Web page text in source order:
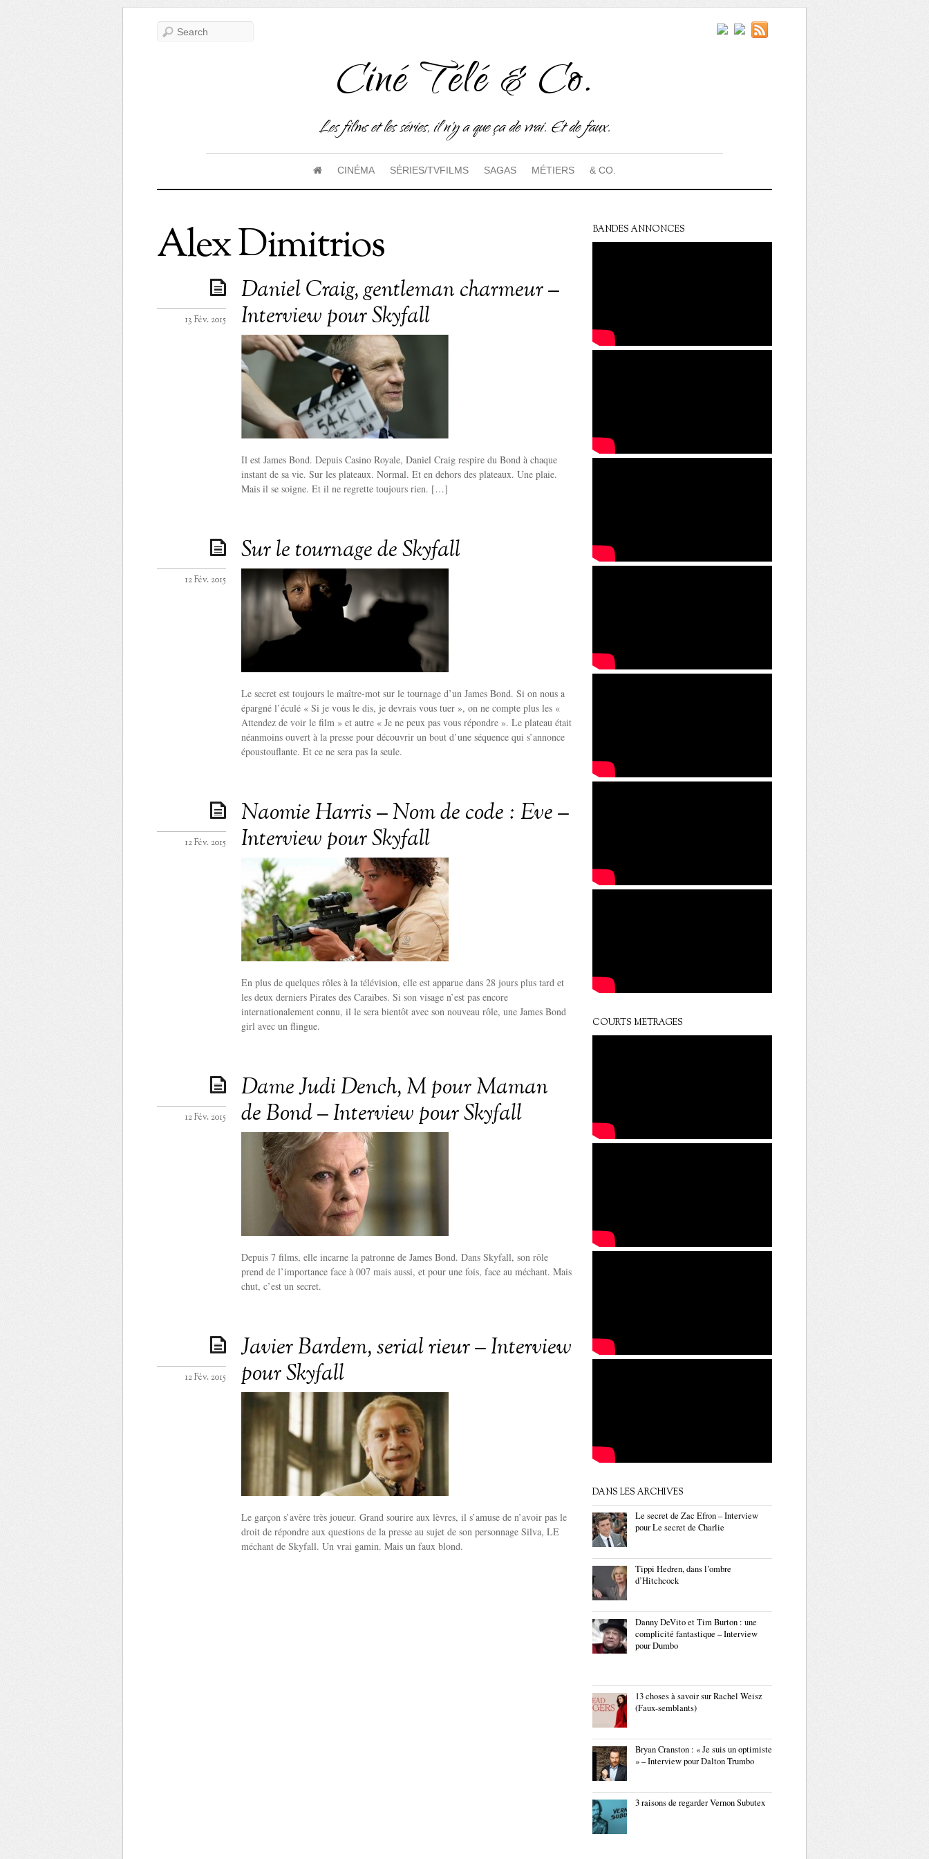
Ciné Télé & Co.
Les films et les séries, il n'y a que ça de vrai. Et de faux.
CINÉMA SÉRIES/TVFILMS SAGAS MÉTIERS & CO.
Alex Dimitrios
Daniel Craig, gentleman charmeur –
Interview pour Skyfall
13 Fév. 2015
Il est James Bond. Depuis Casino Royale, Daniel Craig respire du Bond à chaque
instant de sa vie. Sur les plateaux. Normal. Et en dehors des plateaux. Une plaie.
Mais il se soigne. Et il ne regrette toujours rien. […]
Sur le tournage de Skyfall
12 Fév. 2015
Le secret est toujours le maître-mot sur le tournage d’un James Bond. Si on nous a
épargné l’éculé « Si je vous le dis, je devrais vous tuer », on ne compte plus les «
Attendez de voir le film » et autre « Je ne peux pas vous répondre ». Le plateau était
néanmoins ouvert à la presse pour découvrir un bout d’une séquence qui s’annonce
époustouflante. Et ce ne sera pas la seule.
Naomie Harris – Nom de code : Eve –
Interview pour Skyfall
12 Fév. 2015
En plus de quelques rôles à la télévision, elle est apparue dans 28 jours plus tard et
les deux derniers Pirates des Caraïbes. Si son visage n’est pas encore
internationalement connu, il le sera bientôt avec son nouveau rôle, une James Bond
girl avec un flingue.
Dame Judi Dench, M pour Maman
de Bond – Interview pour Skyfall
12 Fév. 2015
Depuis 7 films, elle incarne la patronne de James Bond. Dans Skyfall, son rôle
prend de l’importance face à 007 mais aussi, et pour une fois, face au méchant. Mais
chut, c’est un secret.
Javier Bardem, serial rieur – Interview
pour Skyfall
12 Fév. 2015
Le garçon s’avère très joueur. Grand sourire aux lèvres, il s’amuse de n’avoir pas le
droit de répondre aux questions de la presse au sujet de son personnage Silva, LE
méchant de Skyfall. Un vrai gamin. Mais un faux blond.
BANDES ANNONCES
COURTS METRAGES
DANS LES ARCHIVES
Le secret de Zac Efron – Interview
pour Le secret de Charlie
Tippi Hedren, dans l’ombre
d’Hitchcock
Danny DeVito et Tim Burton : une
complicité fantastique – Interview
pour Dumbo
13 choses à savoir sur Rachel Weisz
(Faux-semblants)
Bryan Cranston : « Je suis un optimiste
» – Interview pour Dalton Trumbo
3 raisons de regarder Vernon Subutex